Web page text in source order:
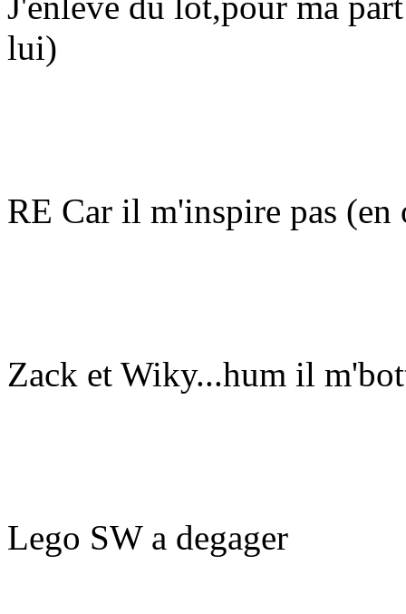
lui)
RE Car il m'inspire pas (en
Zack et Wiky...hum il
Lego SW a degager